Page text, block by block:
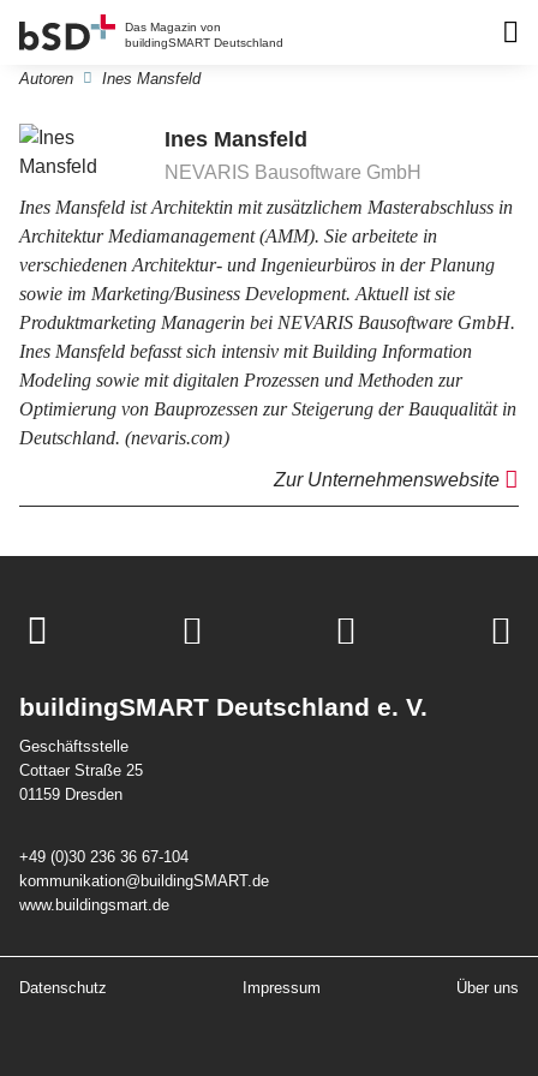
Das Magazin von
buildingSMART Deutschland
Autoren Ines Mansfeld
Ines Mansfeld
NEVARIS Bausoftware GmbH
Ines Mansfeld ist Architektin mit zusätzlichem Masterabschluss in
Architektur Mediamanagement (AMM). Sie arbeitete in
verschiedenen Architektur- und Ingenieurbüros in der Planung
sowie im Marketing/Business Development. Aktuell ist sie
Produktmarketing Managerin bei NEVARIS Bausoftware GmbH.
Ines Mansfeld befasst sich intensiv mit Building Information
Modeling sowie mit digitalen Prozessen und Methoden zur
Optimierung von Bauprozessen zur Steigerung der Bauqualität in
Deutschland. (nevaris.com)
Zur Unternehmenswebsite
buildingSMART Deutschland e. V.
Geschäftsstelle
Cottaer Straße 25
01159 Dresden
+49 (0)30 236 36 67-104
kommunikation@buildingSMART.de
www.buildingsmart.de
Datenschutz Impressum Über uns